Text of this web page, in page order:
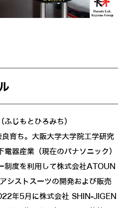
（ふじもとひろみち）
育ち。大阪大学大学院工学研究
器産業（現在のパナソニック）
制度を利用して株式会社ATOUN
シストスーツの開発および販売
年5月に株式会社 SHIN-JIGEN